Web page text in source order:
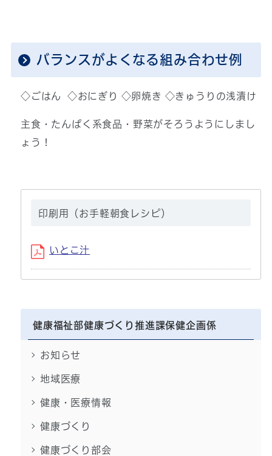
バランスがよくなる組み合わせ例
◇ごはん ◇おにぎり ◇卵焼き ◇きゅうりの浅漬け
主食・たんぱく系食品・野菜がそろうようにしまし
ょう！
印刷用（お手軽朝食レシピ）
いとこ汁
健康福祉部健康づくり推進課保健企画係
お知らせ
地域医療
健康・医療情報
健康づくり
健康づくり部会